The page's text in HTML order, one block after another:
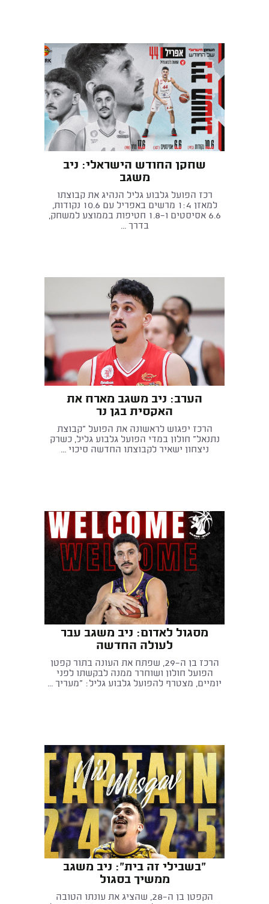
שחקן החודש הישראלי: ניב
משגב
רכז הפועל גלבוע גליל הנהיג את קבוצתו
למאזן 1:4 מרשים באפריל עם 10.6 נקודות,
6.6 אסיסטים ו-1.8 חטיפות בממוצע למשחק,
בדרך ...
הערב: ניב משגב מארח את
האקסית בגן נר
הרכז יפגוש לראשונה את הפועל "קבוצת
נתנאל" חולון במדי הפועל גלבוע גליל, כשרק
ניצחון ישאיר לקבוצתו החדשה סיכוי ...
מסגול לאדום: ניב משגב עבר
לעולה החדשה
הרכז בן ה־29, שפתח את העונה בתור קפטן
הפועל חולון ושוחרר ממנה לבקשתו לפני
יומיים, מצטרף להפועל גלבוע גליל: "מעריך ...
"בשבילי זה בית": ניב משגב
ממשיך בסגול
הקפטן בן ה־28, שהציג את עונתו הטובה